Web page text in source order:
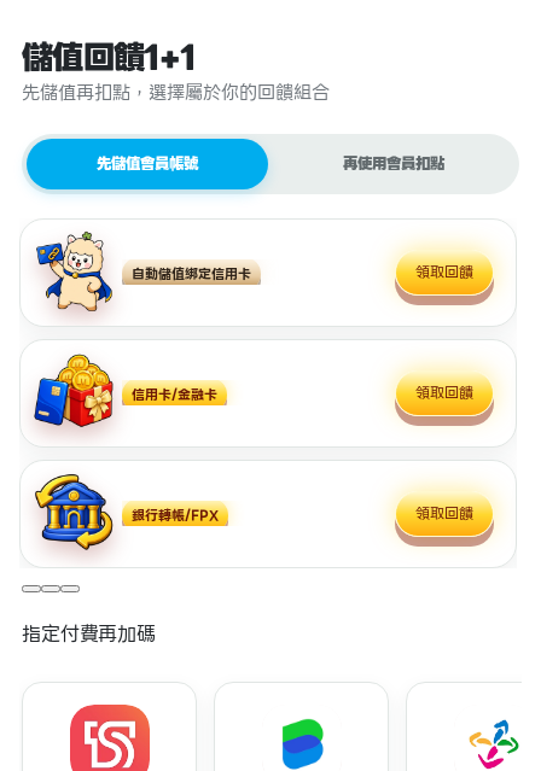
儲值回饋1+1
先儲值再扣點，選擇屬於你的回饋組合
先儲值會員帳號 再使用會員扣點
自動儲值綁定信用卡 領取回饋
信用卡/金融卡 領取回饋
銀行轉帳/FPX 領取回饋
指定付費再加碼